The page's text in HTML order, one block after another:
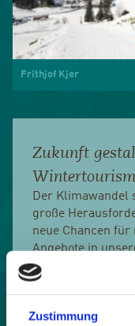
Zustimmung
Frithjof Kjer
Zukunft
Der Klimawandel
große
neue Chancen
Angebote in
klimatische